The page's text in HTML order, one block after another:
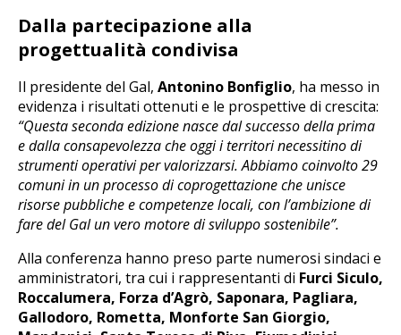
Dalla partecipazione alla
progettualità condivisa
Il presidente del Gal, Antonino Bonfiglio, ha messo in
evidenza i risultati ottenuti e le prospettive di crescita:
“Questa seconda edizione nasce dal successo della prima
e dalla consapevolezza che oggi i territori necessitino di
strumenti operativi per valorizzarsi. Abbiamo coinvolto 29
comuni in un processo di coprogettazione che unisce
risorse pubbliche e competenze locali, con l’ambizione di
fare del Gal un vero motore di sviluppo sostenibile”.
Alla conferenza hanno preso parte numerosi sindaci e
amministratori, tra cui i rappresentanti di Furci Siculo,
Roccalumera, Forza d’Agrò, Saponara, Pagliara,
Gallodoro, Rometta, Monforte San Giorgio,